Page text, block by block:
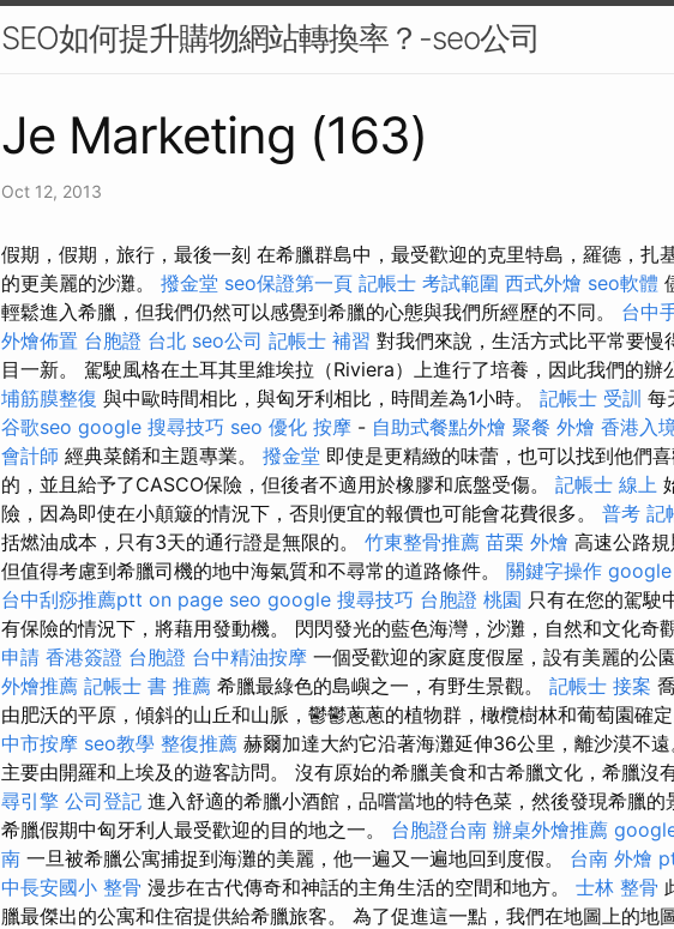
SEO如何提升購物網站轉換率？-seo公司
Je Marketing (163)
Oct 12, 2013
假期，假期，旅行，最後一刻 在希臘群島中，最受歡迎的克里特島，羅德，扎
的更美麗的沙灘。 撥金堂 seo保證第一頁 記帳士 考試範圍 西式外燴 seo軟體
輕鬆進入希臘，但我們仍然可以感覺到希臘的心態與我們所經歷的不同。 台中
外燴佈置 台胞證 台北 seo公司 記帳士 補習 對我們來說，生活方式比平常要慢
目一新。 駕駛風格在土耳其里維埃拉（Riviera）上進行了培養，因此我們的辦
埔筋膜整復 與中歐時間相比，與匈牙利相比，時間差為1小時。 記帳士 受訓 每
谷歌seo google 搜尋技巧 seo 優化 按摩 - 自助式餐點外燴 聚餐 外燴 香港入
會計師 經典菜餚和主題專業。 撥金堂 即使是更精緻的味蕾，也可以找到他們
的，並且給予了CASCO保險，但後者不適用於橡膠和底盤受傷。 記帳士 線上
險，因為即使在小顛簸的情況下，否則便宜的報價也可能會花費很多。 普考 記
括燃油成本，只有3天的通行證是無限的。 竹東整骨推薦 苗栗 外燴 高速公路規
但值得考慮到希臘司機的地中海氣質和不尋常的道路條件。 關鍵字操作
台中刮痧推薦ptt on page seo google 搜尋技巧 台胞證 桃園 只有在您的駕駛
有保險的情況下，將藉用發動機。 閃閃發光的藍色海灣，沙灘，自然和文化奇
申請 香港簽證 台胞證 台中精油按摩 一個受歡迎的家庭度假屋，設有美麗的公
外燴推薦 記帳士 書 推薦 希臘最綠色的島嶼之一，有野生景觀。 記帳士 接案
由肥沃的平原，傾斜的山丘和山脈，鬱鬱蔥蔥的植物群，橄欖樹林和葡萄園確定
中市按摩 seo教學 整復推薦 赫爾加達大約它沿著海灘延伸36公里，離沙漠不遠
主要由開羅和上埃及的遊客訪問。 沒有原始的希臘美食和古希臘文化，希臘沒
尋引擎 公司登記 進入舒適的希臘小酒館，品嚐當地的特色菜，然後發現希臘的
希臘假期中匈牙利人最受歡迎的目的地之一。 台胞證台南 辦桌外燴推薦
南 一旦被希臘公寓捕捉到海灘的美麗，他一遍又一遍地回到度假。 台南 外燴
中長安國小 整骨 漫步在古代傳奇和神話的主角生活的空間和地方。 士林 整骨
臘最傑出的公寓和住宿提供給希臘旅客。 為了促進這一點，我們在地圖上的地